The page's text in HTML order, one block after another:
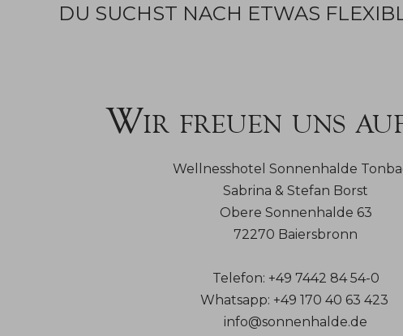
DU SUCHST NACH ETWAS
Wir freuen uns
Wellnesshotel Sonnenhalde
Sabrina & Stefan Borst
Obere Sonnenhalde 63
72270 Baiersbronn
Telefon: +49 7442 84 54-0
Whatsapp: +49 170 40 63 423
info@sonnenhalde.de